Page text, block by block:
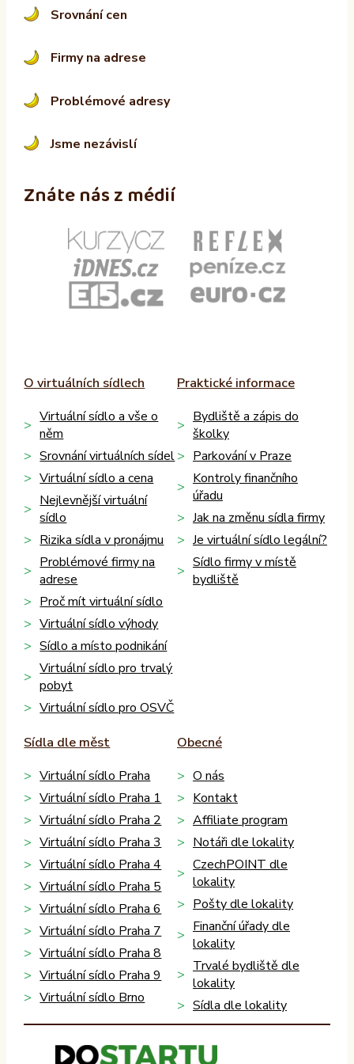
Srovnání cen
Firmy na adrese
Problémové adresy
Jsme nezávislí
Znáte nás z médií
O virtuálních sídlech
Virtuální sídlo a vše o
něm
Srovnání virtuálních sídel
Virtuální sídlo a cena
Nejlevnější virtuální
sídlo
Rizika sídla v pronájmu
Problémové firmy na
adrese
Proč mít virtuální sídlo
Virtuální sídlo výhody
Sídlo a místo podnikání
Virtuální sídlo pro trvalý
pobyt
Virtuální sídlo pro OSVČ
Praktické informace
Bydliště a zápis do
školky
Parkování v Praze
Kontroly finančního
úřadu
Jak na změnu sídla firmy
Je virtuální sídlo legální?
Sídlo firmy v místě
bydliště
Sídla dle měst
Virtuální sídlo Praha
Virtuální sídlo Praha 1
Virtuální sídlo Praha 2
Virtuální sídlo Praha 3
Virtuální sídlo Praha 4
Virtuální sídlo Praha 5
Virtuální sídlo Praha 6
Virtuální sídlo Praha 7
Virtuální sídlo Praha 8
Virtuální sídlo Praha 9
Virtuální sídlo Brno
Obecné
O nás
Kontakt
Affiliate program
Notáři dle lokality
CzechPOINT dle
lokality
Pošty dle lokality
Finanční úřady dle
lokality
Trvalé bydliště dle
lokality
Sídla dle lokality